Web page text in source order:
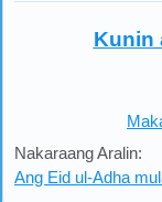
Kunin
Nakaraang Aralin:
Ang Eid ul-Adha